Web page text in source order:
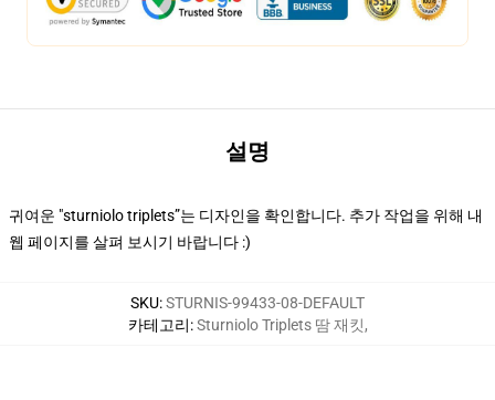
설명
귀여운 "sturniolo triplets”는 디자인을 확인합니다. 추가 작업을 위해 내
웹 페이지를 살펴 보시기 바랍니다 :)
SKU:STURNIS-99433-08-DEFAULT
카테고리:Sturniolo Triplets 땀 재킷,